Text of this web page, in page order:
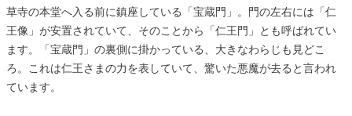
草寺の本堂へ入る前に鎮座している「宝蔵門」。門の左右には「仁
王像」が安置されていて、そのことから「仁王門」とも呼ばれてい
ます。「宝蔵門」の裏側に掛かっている、大きなわらじも見どこ
ろ。これは仁王さまの力を表していて、驚いた悪魔が去ると言われ
ています。